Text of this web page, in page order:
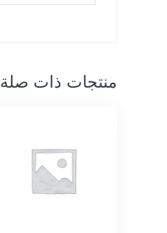
منتجات ذات صلة